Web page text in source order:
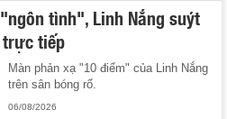
tình", Linh Nắng suýt
tiếp
Màn phản xạ "10 điểm" của Linh Nắng
trên sân bóng rổ.
06/08/2026